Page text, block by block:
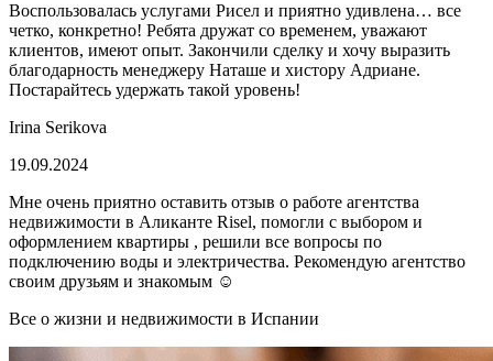
Воспользовалась услугами Рисел и приятно удивлена… все
четко, конкретно! Ребята дружат со временем, уважают
клиентов, имеют опыт. Закончили сделку и хочу выразить
благодарность менеджеру Наташе и хистору Адриане.
Постарайтесь удержать такой уровень!
Irina Serikova
19.09.2024
Мне очень приятно оставить отзыв о работе агентства
недвижимости в Аликанте Risel, помогли с выбором и
оформлением квартиры , решили все вопросы по
подключению воды и электричества. Рекомендую агентство
своим друзьям и знакомым ☺️
Все о жизни и недвижимости в Испании